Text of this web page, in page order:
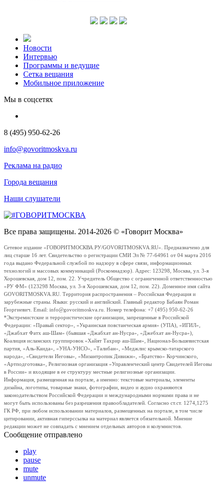
Новости
Интервью
Программы и ведущие
Сетка вещания
Мобильное приложение
Мы в соцсетях
8 (495) 950-62-26
info@govoritmoskva.ru
Реклама на радио
Города вещания
Наши слушатели
Все права защищены. 2014-2026 © «Говорит Москва»
Сетевое издание «ГОВОРИТМОСКВА.РУ/GOVORITMOSKVA.RU». Предназначено для
лиц старше 16 лет. Свидетельство о регистрации СМИ Эл № 77-64961 от 04 марта 2016
года выдано Федеральной службой по надзору в сфере связи, информационных
технологий и массовых коммуникаций (Роскомнадзор). Адрес: 123298, Москва, ул. 3-я
Хорошевская, дом 12, пом. 22. Учредитель Общество с ограниченной ответственностью
«РУ ФМ» (123298 Москва, ул. 3-я Хорошевская, дом 12, пом. 22). Доменное имя сайта
GOVORITMOSKVA.RU. Территория распространения – Российская Федерация и
зарубежные страны. Языки: русский и английский. Главный редактор Бабаян Роман
Георгиевич. Email: info@govoritmoskva.ru. Номер телефона: +7 (495) 950-62-26
*Экстремистские и террористические организации, запрещенные в Российской
Федерации: «Правый сектор», «Украинская повстанческая армия» (УПА), «ИГИЛ»,
«Джабхат Фатх аш-Шам» (бывшая «Джабхат ан-Нусра», «Джебхат ан-Нусра»),
Коалиция исламских группировок «Хайят Тахрир аш-Шам», Национал-Большевистская
партия, «Аль-Каида», «УНА-УНСО», «Талибан», «Меджлис крымско-татарского
народа», «Свидетели Иеговы», «Мизантропик Дивижн», «Братство» Корчинского,
«Артподготовка», Религиозная организация «Управленческий центр Свидетелей Иеговы
в России» и входящие в ее структуру местные религиозные организации.
Информация, размещенная на портале, а именно: текстовые материалы, элементы
дизайна, логотипы, товарные знаки, фотографии, видео и аудио охраняются
законодательством Российской Федерации и международными нормами права и не
могут быть использованы без разрешения правообладателей. Согласно ст.ст. 1274,1275
ГК РФ, при любом использовании материалов, размещенных на портале, в том числе
цитировании, активная гиперссылка на материал является обязательной. Мнение
редакции может не совпадать с мнением отдельных авторов и колумнистов.
Сообщение отправлено
play
pause
mute
unmute